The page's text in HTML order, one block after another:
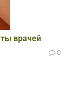
врачей
0